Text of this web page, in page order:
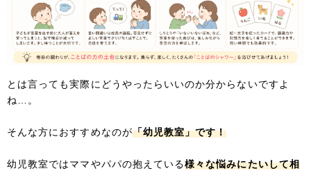
とは言っても実際にどうやったらいいのか分からないですよ
ね…。
そんな方におすすめなのが「幼児教室」です！
幼児教室ではママやパパの抱えている様々な悩みにたいして相